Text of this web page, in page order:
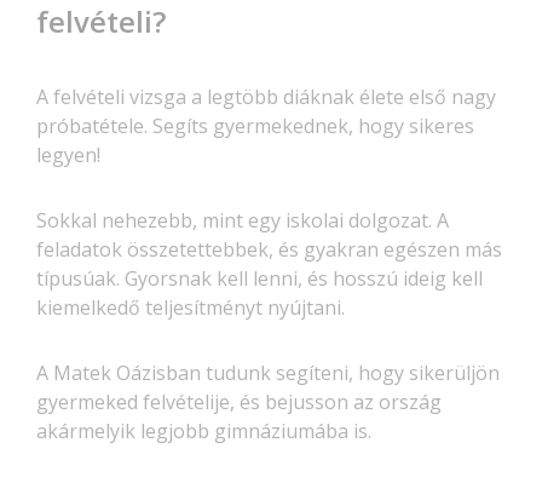
felvételi?
A felvételi vizsga a legtöbb diáknak élete első nagy
próbatétele. Segíts gyermekednek, hogy sikeres
legyen!
Sokkal nehezebb, mint egy iskolai dolgozat. A
feladatok összetettebbek, és gyakran egészen más
típusúak. Gyorsnak kell lenni, és hosszú ideig kell
kiemelkedő teljesítményt nyújtani.
A Matek Oázisban tudunk segíteni, hogy sikerüljön
gyermeked felvételije, és bejusson az ország
akármelyik legjobb gimnáziumába is.